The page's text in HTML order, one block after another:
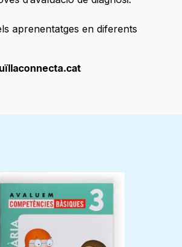
aprenentatges en diferents